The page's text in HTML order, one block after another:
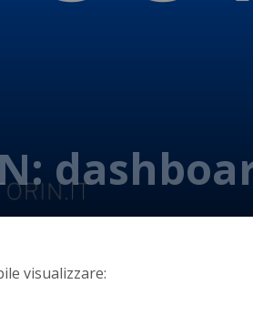
visualizzare: